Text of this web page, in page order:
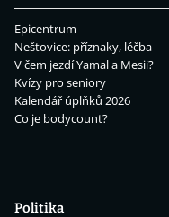
Epicentrum
Neštovice: příznaky, léčba
V čem jezdí Yamal a Mesii?
Kvízy pro seniory
Kalendář úplňků 2026
Co je bodycount?
Politika